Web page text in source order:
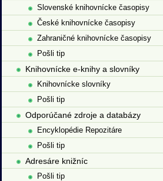
Slovenské knihovnícke časopisy
České knihovnícke časopisy
Zahraničné knihovnícke časopisy
Pošli tip
Knihovnícke e-knihy a slovníky
Knihovnícke slovníky
Pošli tip
Odporúčané zdroje a databázy
Encyklopédie Repozitáre
Pošli tip
Adresáre knižníc
Pošli tip